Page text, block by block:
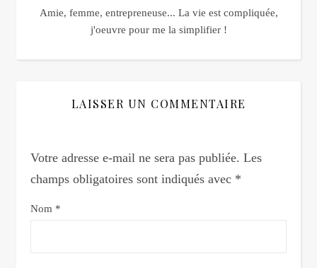
Amie, femme, entrepreneuse... La vie est compliquée,
j'oeuvre pour me la simplifier !
LAISSER UN COMMENTAIRE
Votre adresse e-mail ne sera pas publiée. Les
champs obligatoires sont indiqués avec *
Nom *